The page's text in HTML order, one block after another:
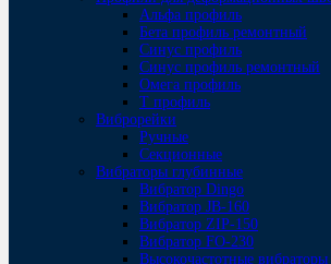
Альфа профиль
Бета профиль ремонтный
Синус профиль
Синус профиль ремонтный
Омега профиль
Т профиль
Виброрейки
Ручные
Секционные
Вибраторы глубинные
Вибратор Dingo
Вибратор JB-160
Вибратор ZIP-150
Bибратор FO-230
Высокочастотные вибраторы